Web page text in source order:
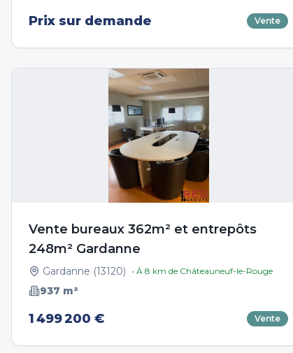
Prix sur demande Vente
Vente bureaux 362m² et entrepôts
248m² Gardanne
Gardanne (13120) • À 8 km de Châteauneuf-le-Rouge
937 m²
1 499 200 € Vente